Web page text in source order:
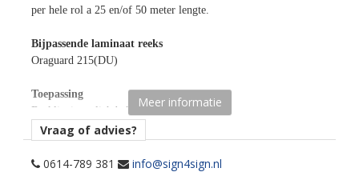
per hele rol a 25 en/of 50 meter lengte.
Bijpassende laminaat reeks
Oraguard 215(DU)
Toepassing
Backlit signs, lichtbakken.
Materiaaltype
printmedia Translucent.
Meer informatie
Vraag of advies?
0614-789 381 info@sign4sign.nl